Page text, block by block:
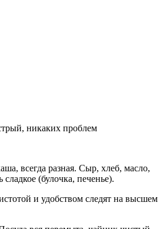
никаких проблем
всегда разная. Сыр, хлеб, масло,
(булочка, печенье).
и удобством следят на высшем